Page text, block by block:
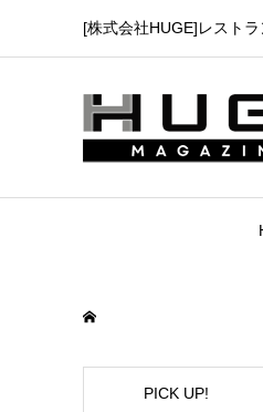
[株式会社HUGE]レスト
PICK UP!